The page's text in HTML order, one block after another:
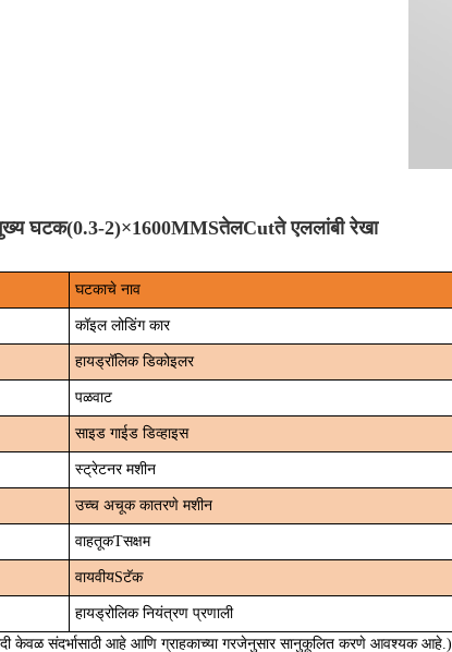
घटक(0.3-2)×1600MMSतेलCutते एललांबी रेखा
घटकाचे नाव
कॉइल लोडिंग कार
हायड्रॉलिक डिकोइलर
पळवाट
साइड गाईड डिव्हाइस
स्ट्रेटनर मशीन
उच्च अचूक कातरणे मशीन
वाहतूकTसक्षम
वायवीयSटॅक
हायड्रोलिक नियंत्रण प्रणाली
केवळ संदर्भासाठी आहे आणि ग्राहकाच्या गरजेनुसार सानुकूलित करणे आवश्यक आहे.)